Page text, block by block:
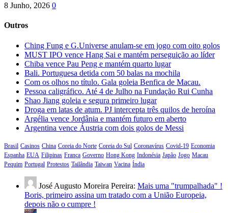
8 Junho, 2026 0
Outros
Ching Fung e G.Universe anulam-se em jogo com oito golos
MUST IPO vence Hang Sai e mantém perseguição ao líder
Chiba vence Pau Peng e mantém quarto lugar
Bali. Portuguesa detida com 50 balas na mochila
Com os olhos no título. Gala goleia Benfica de Macau.
Pessoa caligráfico. Até 4 de Julho na Fundação Rui Cunha
Shao Jiang goleia e segura primeiro lugar
Droga em latas de atum. PJ intercepta três quilos de heroína
Argélia vence Jordânia e mantém futuro em aberto
Argentina vence Áustria com dois golos de Messi
Brasil Casinos China Coreia do Norte Coreia do Sul Coronavírus Covid-19 Economia
Espanha EUA Filipinas França Governo Hong Kong Indonésia Japão Jogo Macau
Pequim Portugal Protestos Tailândia Taiwan Vacina Índia
José Augusto Moreira Pereira: Mais uma "trumpalhada" !
Boris, primeiro assina um tratado com a União Europeia,
depois não o cumpre !